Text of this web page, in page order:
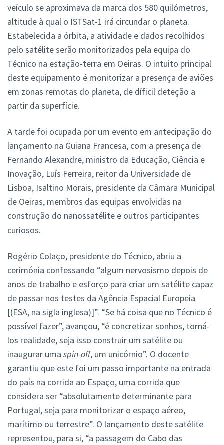
veículo se aproximava da marca dos 580 quilómetros,
altitude à qual o ISTSat-1 irá circundar o planeta.
Estabelecida a órbita, a atividade e dados recolhidos
pelo satélite serão monitorizados pela equipa do
Técnico na estação-terra em Oeiras. O intuito principal
deste equipamento é monitorizar a presença de aviões
em zonas remotas do planeta, de díficil deteção a
partir da superfície.
A tarde foi ocupada por um evento em antecipação do
lançamento na Guiana Francesa, com a presença de
Fernando Alexandre, ministro da Educação, Ciência e
Inovação, Luís Ferreira, reitor da Universidade de
Lisboa, Isaltino Morais, presidente da Câmara Municipal
de Oeiras, membros das equipas envolvidas na
construção do nanossatélite e outros participantes
curiosos.
Rogério Colaço, presidente do Técnico, abriu a
cerimónia confessando “algum nervosismo depois de
anos de trabalho e esforço para criar um satélite capaz
de passar nos testes da Agência Espacial Europeia
[(ESA, na sigla inglesa)]”. “Se há coisa que no Técnico é
possível fazer”, avançou, “é concretizar sonhos, torná-
los realidade, seja isso construir um satélite ou
inaugurar uma spin-off, um unicórnio”. O docente
garantiu que este foi um passo importante na entrada
do país na corrida ao Espaço, uma corrida que
considera ser “absolutamente determinante para
Portugal, seja para monitorizar o espaço aéreo,
marítimo ou terrestre”. O lançamento deste satélite
representou, para si, “a passagem do Cabo das